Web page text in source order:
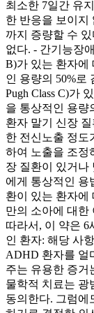
최소한 7일간 유
한 반응을 보이지
까지 증량할 수
없다. - 간기능장
B)가 있는 환자에
인 용량의 50%로
Pugh Class C)가
을 통상적인 용량
환자 말기 신장
한 전신노출 정도
하여 노출을 조정
장 질환이 있거나
에게 통상적인 용
환이 있는 환자에
만의 소아에 대한
따라서, 이 약은 6
인 환자: 해당 사
ADHD 환자를 얼
주는 유용한 증거
물학적 치료는 광
동의한다. 그럼에